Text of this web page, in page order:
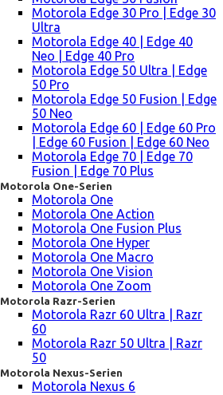
Motorola Edge 30 Pro | Edge 30
Ultra
Motorola Edge 40 | Edge 40
Neo | Edge 40 Pro
Motorola Edge 50 Ultra | Edge
50 Pro
Motorola Edge 50 Fusion | Edge
50 Neo
Motorola Edge 60 | Edge 60 Pro
| Edge 60 Fusion | Edge 60 Neo
Motorola Edge 70 | Edge 70
Fusion | Edge 70 Plus
Motorola One-Serien
Motorola One
Motorola One Action
Motorola One Fusion Plus
Motorola One Hyper
Motorola One Macro
Motorola One Vision
Motorola One Zoom
Motorola Razr-Serien
Motorola Razr 60 Ultra | Razr
60
Motorola Razr 50 Ultra | Razr
50
Motorola Nexus-Serien
Motorola Nexus 6